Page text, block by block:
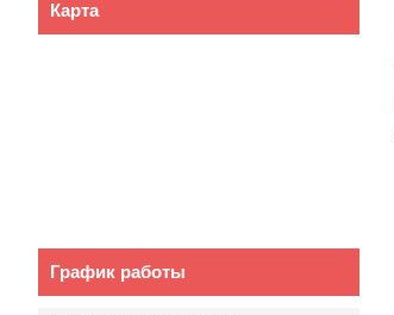
Карта
График работы